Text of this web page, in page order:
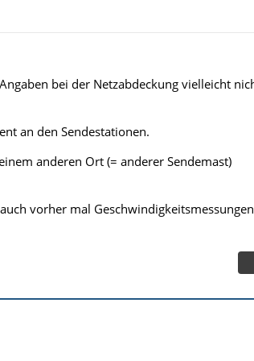
bei der Netzabdeckung vielleicht
an den Sendestationen.
anderen Ort (= anderer Sendemast)
vorher mal Geschwindigkeitsmessungen